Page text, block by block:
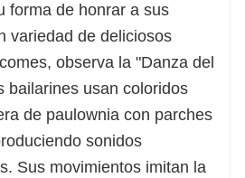
forma de honrar a sus
variedad de deliciosos
observa la "Danza del
bailarines usan coloridos
de paulownia con parches
sonidos
Sus movimientos imitan la